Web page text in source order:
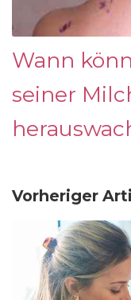
Wann
seiner
Vorheriger